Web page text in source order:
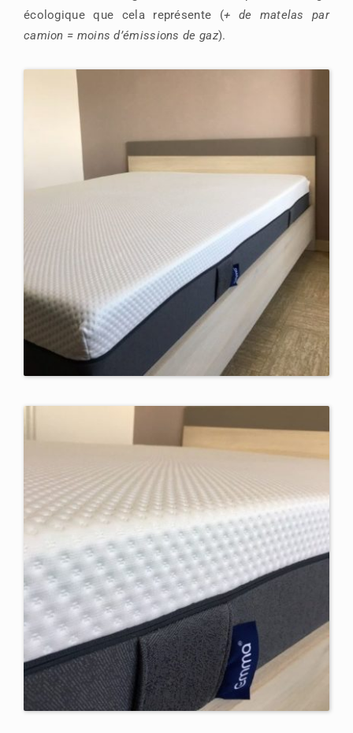
écologique que cela représente (+ de matelas par
camion = moins d’émissions de gaz).